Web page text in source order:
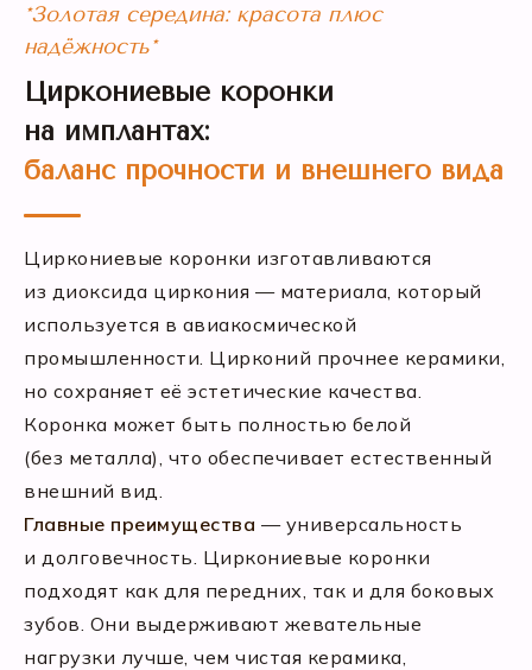
*Золотая середина: красота плюс
надёжность*
Циркониевые коронки
на имплантах:
баланс прочности и внешнего вида
Циркониевые коронки изготавливаются
из диоксида циркония — материала, который
используется в авиакосмической
промышленности. Цирконий прочнее керамики,
но сохраняет её эстетические качества.
Коронка может быть полностью белой
(без металла), что обеспечивает естественный
внешний вид.
Главные преимущества — универсальность
и долговечность. Циркониевые коронки
подходят как для передних, так и для боковых
зубов. Они выдерживают жевательные
нагрузки лучше, чем чистая керамика,